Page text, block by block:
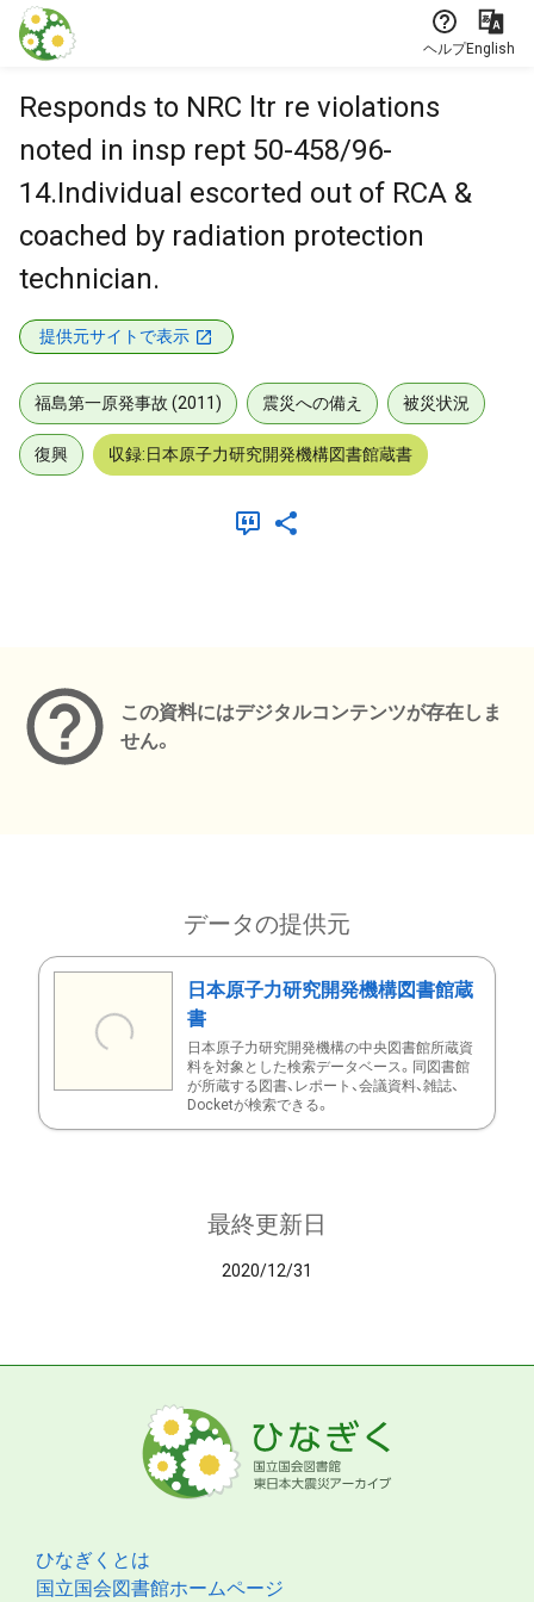
本文に飛ぶ
ヘルプEnglish
Responds to NRC ltr re violations
noted in insp rept 50-458/96-
14.Individual escorted out of RCA &
coached by radiation protection
technician.
提供元サイトで表示
福島第一原発事故 (2011) 震災への備え 被災状況
復興 収録:日本原子力研究開発機構図書館蔵書
この資料にはデジタルコンテンツが存在しま
せん。
データの提供元
日本原子力研究開発機構図書館蔵
書
日本原子力研究開発機構の中央図書館所蔵資
料を対象とした検索データベース。同図書館
が所蔵する図書、レポート、会議資料、雑誌、
Docketが検索できる。
最終更新日
2020/12/31
ひなぎくとは
国立国会図書館ホームページ